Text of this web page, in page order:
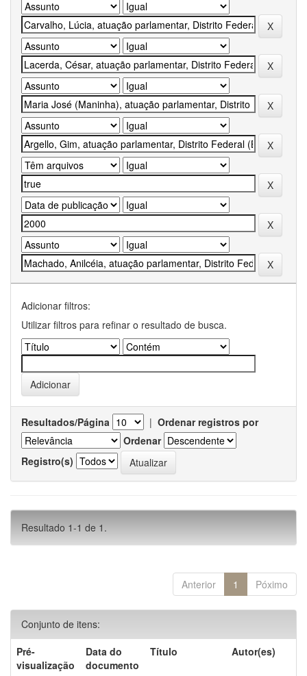
Adicionar filtros:
Utilizar filtros para refinar o resultado de busca.
Resultados/Página | Ordenar registros por
Ordenar
Registro(s)
Resultado 1-1 de 1.
Anterior 1 Póximo
Conjunto de itens:
Pré-
visualização
Data do
documento
Título Autor(es)